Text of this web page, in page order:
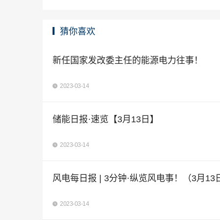
猜你喜欢
新任国家发改委主任的能源电力往事！
2023-03-14
储能日报·速览【3月13日】
2023-03-14
风电每日报 | 3分钟·纵览风电事！（3月13
2023-03-14